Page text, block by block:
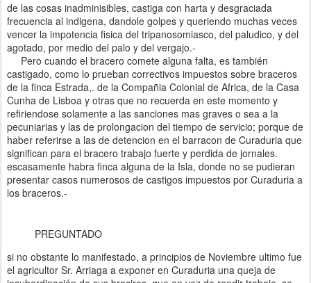
de las cosas inadminisibles, castiga con harta y desgraciada
frecuencia al indigena, dandole golpes y queriendo muchas veces
vencer la impotencia fisica del tripanosomiasco, del paludico, y del
agotado, por medio del palo y del vergajo.-
Pero cuando el bracero comete alguna falta, es también
castigado, como lo prueban correctivos impuestos sobre braceros
de la finca Estrada,. de la Compañia Colonial de Africa, de la Casa
Cunha de Lisboa y otras que no recuerda en este momento y
refiriendose solamente a las sanciones mas graves o sea a la
pecuniarias y las de prolongacion del tiempo de servicio; porque de
haber referirse a las de detencion en el barracon de Curaduria que
significan para el bracero trabajo fuerte y perdida de jornales.
escasamente habra finca alguna de la Isla, donde no se pudieran
presentar casos numerosos de castigos impuestos por Curaduria a
los braceros.-
PREGUNTADO
si no obstante lo manifestado, a principios de Noviembre ultimo fue
el agricultor Sr. Arriaga a exponer en Curaduria una queja de